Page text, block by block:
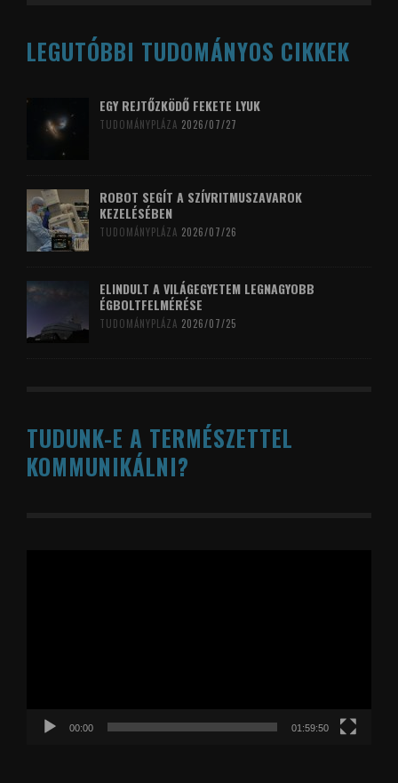
LEGUTÓBBI TUDOMÁNYOS CIKKEK
EGY REJTŐZKÖDŐ FEKETE LYUK
TUDOMÁNYPLÁZA 2026/07/27
ROBOT SEGÍT A SZÍVRITMUSZAVAROK
KEZELÉSÉBEN
TUDOMÁNYPLÁZA 2026/07/26
ELINDULT A VILÁGEGYETEM LEGNAGYOBB
ÉGBOLTFELMÉRÉSE
TUDOMÁNYPLÁZA 2026/07/25
TUDUNK-E A TERMÉSZETTEL
KOMMUNIKÁLNI?
00:00 01:59:50